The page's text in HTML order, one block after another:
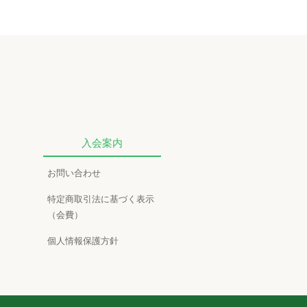
入会案内
お問い合わせ
特定商取引法に基づく表示
（会費）
個人情報保護方針